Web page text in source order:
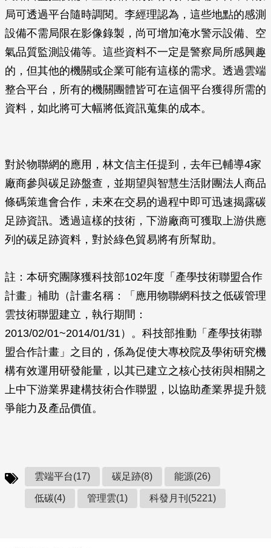
局可透過平台隨時調閱。李經理認為，這些地點的感測
設備不需局限在影像錄製，尚可增加淹水警示設備、空
氣品質監測設備等。這些資料不一定是警察局所感興趣
的，但其他的機關或企業可能有這樣的需求。透過雲端
整合平台，所有的機關團體皆可在這個平台獲得所需的
資料，如此將可大幅將低資訊蒐集的成本。
對於物聯網的應用，林文信主任提到，去年已輔導4家
廠商參與碳足跡盤查，並期望與智慧生活財團法人商品
條碼策進會合作，未來在交易的過程中即可迅速揭露碳
足跡資訊。透過這樣的技術，下游廠商可獲取上游供應
列的碳足跡資料，對於綠色貿易將有所幫助。
註：本研究團隊獲科技部102年度「產學技術聯盟合作
計畫」補助（計畫名稱：「應用物聯網科技之低碳管理
雲技術聯盟建立，執行期間：
2013/02/01~2014/01/31）。科技部推動「產學技術聯
盟合作計畫」之目的，係為促使大專校院及學術研究機
構有效運用研發能量，以其已建立之核心技術與相關之
上中下游業界建構技術合作聯盟，以協助產業界提升競
爭能力及產品價值。
雲端平台(17) 碳足跡(8) 能源(26)
低碳(4) 管理雲(1) 科發月刊(5221)